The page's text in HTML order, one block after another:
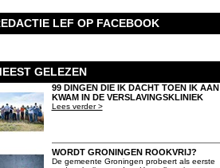
LEF OP FACEBOOK
GELEZEN
99 DINGEN DIE IK DACHT TOEN IK AAN
KWAM IN DE VERSLAVINGSKLINIEK
Lees verder >
WORDT GRONINGEN ROOKVRIJ?
De gemeente Groningen probeert als eerste